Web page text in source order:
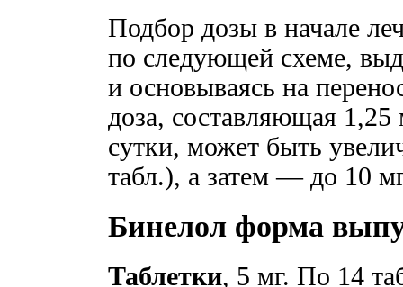
Подбор дозы в начале
по следующей схеме,
и основываясь на
доза, составляющая 1,25
сутки, может быть
табл.), а затем — до 10
Бинелол форма
Таблетки, 5 мг. По 14